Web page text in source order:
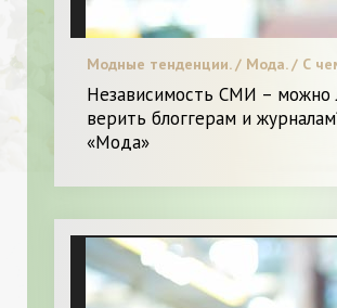
Модные тенденции. / Мода. / С
Независимость СМИ – можно
верить блоггерам и
«Мода»